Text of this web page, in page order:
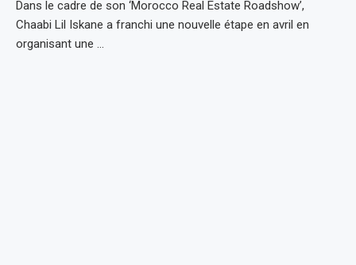
Dans le cadre de son ‘Morocco Real Estate Roadshow’,
Chaabi Lil Iskane a franchi une nouvelle étape en avril en
organisant une …